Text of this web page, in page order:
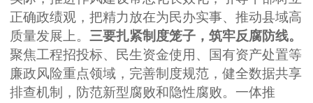
正确政绩观，把精力放在为民办实事、推动县域高
质量发展上。 三要扎紧制度笼子，筑牢反腐防线。
聚焦工程招投标、民生资金使用、国有资产处置等
廉政风险重点领域，完善制度规范，健全数据共享
排查机制，防范新型腐败和隐性腐败。一体推